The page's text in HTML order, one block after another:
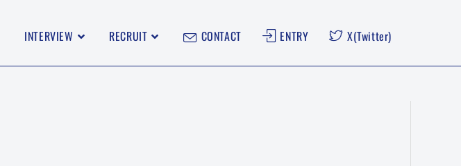
INTERVIEW RECRUIT CONTACT ENTRY X(Twitter)